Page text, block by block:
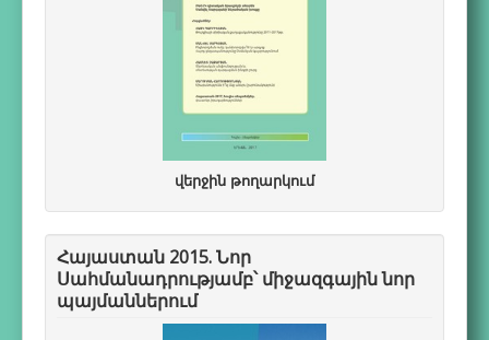
վերջին թողարկում
Հայաստան 2015. Նոր
Սահմանադրությամբ՝ միջազգային նոր
պայմաններում